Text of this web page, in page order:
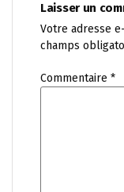
Laisser un
Votre adresse
champs
Commentaire *